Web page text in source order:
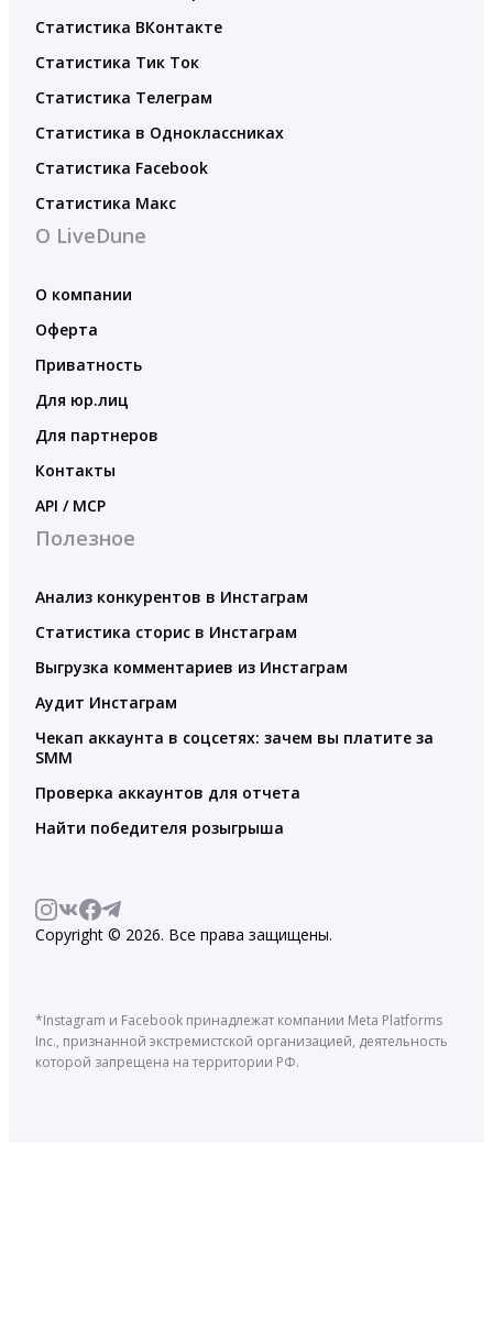
Статистика ВКонтакте
Статистика Тик Ток
Статистика Телеграм
Статистика в Одноклассниках
Статистика Facebook
Статистика Макс
О LiveDune
О компании
Оферта
Приватность
Для юр.лиц
Для партнеров
Контакты
API / MCP
Полезное
Анализ конкурентов в Инстаграм
Статистика сторис в Инстаграм
Выгрузка комментариев из Инстаграм
Аудит Инстаграм
Чекап аккаунта в соцсетях: зачем вы платите за
SMM
Проверка аккаунтов для отчета
Найти победителя розыгрыша
Copyright © 2026. Все права защищены.
*Instagram и Facebook принадлежат компании Meta Platforms
Inc., признанной экстремистской организацией, деятельность
которой запрещена на территории РФ.